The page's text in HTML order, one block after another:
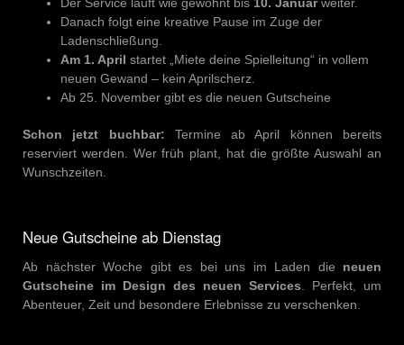
Danach folgt eine kreative Pause im Zuge der
Ladenschließung.
Am 1. April startet „Miete deine Spielleitung“ in vollem
neuen Gewand – kein Aprilscherz.
Ab 25. November gibt es die neuen Gutscheine
Schon jetzt buchbar: Termine ab April können bereits
reserviert werden. Wer früh plant, hat die größte Auswahl an
Wunschzeiten.
Neue Gutscheine ab Dienstag
Ab nächster Woche gibt es bei uns im Laden die neuen
Gutscheine im Design des neuen Services . Perfekt, um
Abenteuer, Zeit und besondere Erlebnisse zu verschenken.